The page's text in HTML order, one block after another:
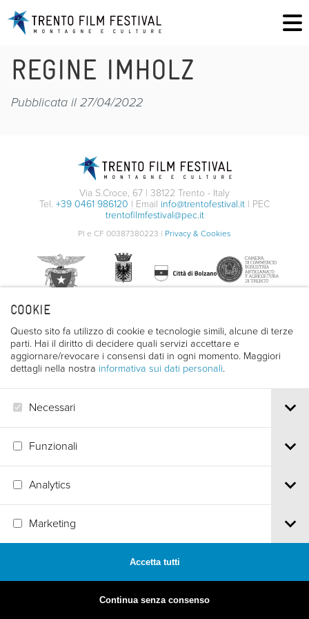
COOKIE
Questo sito fa utilizzo di cookie e tecnologie simili, alcune di terze
parti. Hai il diritto di decidere quali servizi accettare e
aggiornare/revocare i consensi dati in ogni momento. Maggiori
dettagli nella nostra informativa sui dati personali.
Necessari
Funzionali
Analytics
Marketing
Accetta tutti
Continua senza consenso
REGINE IMHOLZ
Pubblicata il 27/04/2022
Via S.Croce, 67 | 38122 Trento - Italy
Tel. +39 0461 986120 | Email info@trentofestival.it | PEC
trentofilmfestival@pec.it
PI e CF 00387380223 | Privacy & Cookies